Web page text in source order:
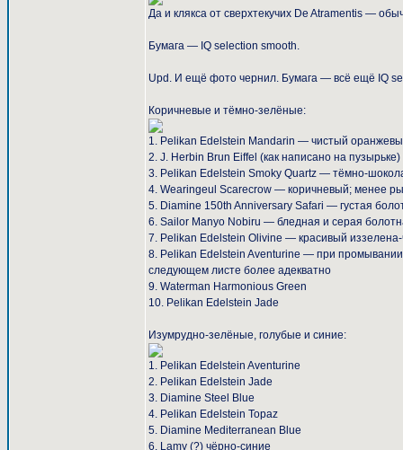
Да и клякса от сверхтекучих De Atramentis —
Бумага — IQ selection smooth.
Upd. И ещё фото чернил. Бумага — всё ещё IQ
Коричневые и тёмно-зелёные:
1. Pelikan Edelstein Mandarin — чистый
2. J. Herbin Brun Eiffel (как написано на
3. Pelikan Edelstein Smoky Quartz — тёмно-
4. Wearingeul Scarecrow — коричневый; менее
5. Diamine 150th Anniversary Safari — густая
6. Sailor Manyo Nobiru — бледная и серая
7. Pelikan Edelstein Olivine — красивый
8. Pelikan Edelstein Aventurine — при промывании
следующем листе более адекватно
9. Waterman Harmonious Green
10. Pelikan Edelstein Jade
Изумрудно-зелёные, голубые и синие:
1. Pelikan Edelstein Aventurine
2. Pelikan Edelstein Jade
3. Diamine Steel Blue
4. Pelikan Edelstein Topaz
5. Diamine Mediterranean Blue
6. Lamy (?) чёрно-синие